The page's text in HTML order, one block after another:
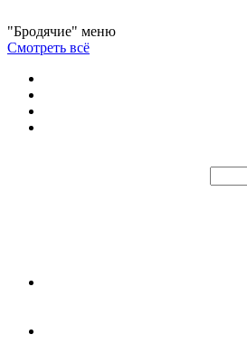
"Бродячие" меню
Смотреть всё